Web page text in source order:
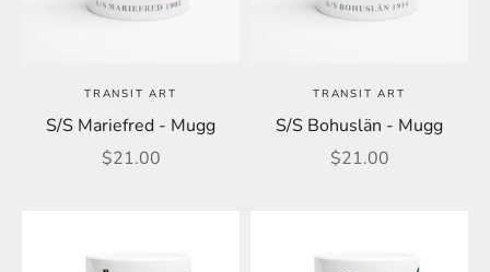
TRANSIT ART
S/S Mariefred - Mugg
REA-pris
$21.00
TRANSIT ART
S/S Bohuslän - Mugg
REA-pris
$21.00